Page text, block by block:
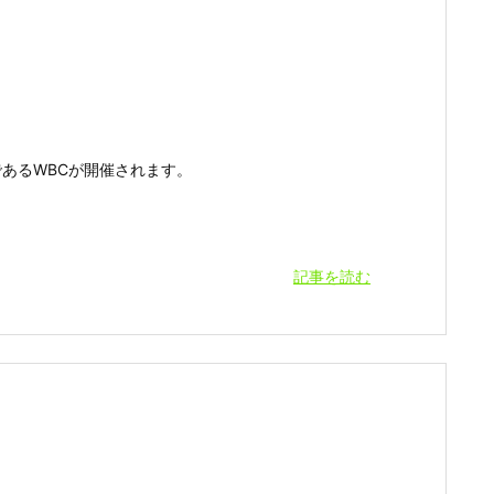
るWBCが開催されます。
記事を読む